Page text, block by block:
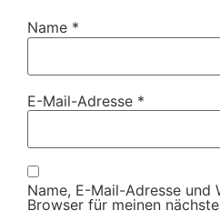
Name *
E-Mail-Adresse *
Name, E-Mail-Adresse und
Browser für meinen